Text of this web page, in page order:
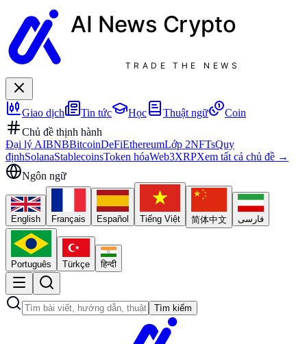
AI News Crypto
TRADE THE NEWS
Giao dịch Tin tức Học Thuật ngữ
Coin
Chủ đề thịnh hành
Đại lý AIBNBBitcoinDeFiEthereumLớp 2NFTsQuy
địnhSolanaStablecoinsToken hóaWeb3XRPXem tất cả chủ đề →
Ngôn ngữ
English Français Español Tiếng Việt 简体中文 فارسی
Português Türkçe हिन्दी
Tìm kiếm